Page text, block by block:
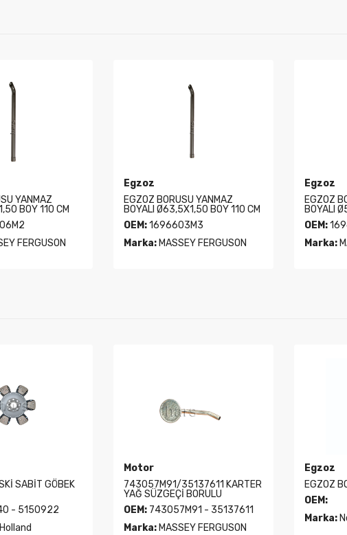
YANMAZ
BOY 110 CM
FERGUSON
Egzoz
EGZOZ BORUSU YANMAZ
BOYALI Ø63,5X1,50 BOY 110 CM
OEM:1696603M3
Marka:MASSEY FERGUSON
Egzoz
EGZOZ
BOYALI
OEM:
Marka:
SABİT GÖBEK
- 5150922
Motor
743057M91/35137611 KARTER
YAĞ SÜZGEÇİ BORULU
OEM:743057M91 - 35137611
Marka:MASSEY FERGUSON
Egzoz
EGZOZ
OEM:
Marka: